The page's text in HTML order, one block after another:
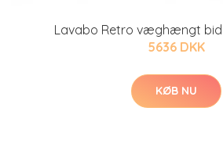
Lavabo Retro væghængt
5636 DKK
KØB NU